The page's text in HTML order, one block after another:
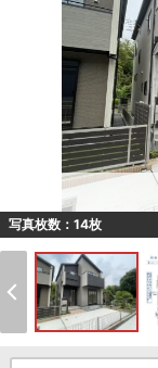
写真枚数：14枚